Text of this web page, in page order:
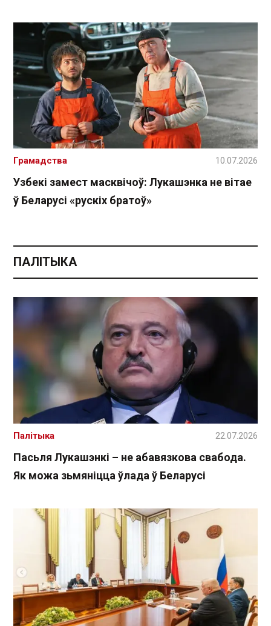
Узбекі замест масквічоў: Лукашэнка не вітае
ў Беларусі «рускіх братоў»
Грамадства 10.07.2026
ПАЛІТЫКА
Пасьля Лукашэнкі – не абавязкова свабода.
Як можа зьмяніцца ўлада ў Беларусі
Палітыка 22.07.2026